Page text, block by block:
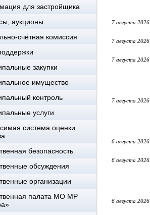
для застройщика
аукционы
счётная комиссия
закупки
имущество
контроль
услуги
система оценки
безопасность
обсуждения
организации
палата МО МР
7 августа 2026
7 августа 2026
7 августа 2026
7 августа 2026
6 августа 2026
6 августа 2026
6 августа 2026